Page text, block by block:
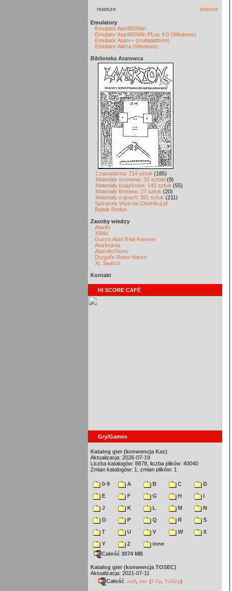
nowsze starsze
Emulatory
Emulator Atari800Win
Emulator Atari800Win PLus 4.0 (Windows)
Emulator Atari++ (multiplatform)
Emulator Altirra (Windows)
Biblioteka Atarowca
Czasopisma: 714 sztuk (185)
Materiały scenowe: 32 sztuki (9)
Materiały książkowe: 141 sztuk (55)
Materiały firmowe: 27 sztuk (20)
Materiały o grach: 351 sztuk (211)
Spiżarnia Voya na Chomikuj.pl
Bajtek Redux
Zasoby wiedzy
Atariki
XWiki
Gury's Atari 8-bit Forever
Atarimania
Atari Archives
Drygol's Retro Hacks
XL Search
Kontakt
HI SCORE CAFÉ
Gry/Games
Katalog gier (konwencja Kaz)
Aktualizacja: 2026-07-19
Liczba katalogów: 8878, liczba plików: 40040
Zmian katalogów: 1, zmian plików: 1
0-9 A B C
D
E
F G H
I
J
K L M
N
O
P Q R
S
T
U V W
X
Y
Z
inne
Całość 3074 MB
Katalog gier (konwencja TOSEC)
Aktualizacja: 2021-07-11
Całość md5 sha (7-Zip TUGZip)